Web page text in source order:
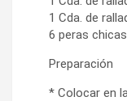
1 Cda. de
6 peras chicas
Preparación
* Colocar en